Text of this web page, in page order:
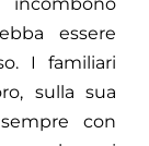
essere
I familiari
sulla sua
con